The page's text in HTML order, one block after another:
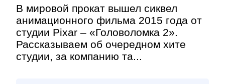
В мировой прокат вышел сиквел
анимационного фильма 2015 года от
студии Pixar – «Головоломка 2».
Рассказываем об очередном хите
студии, за компанию та...